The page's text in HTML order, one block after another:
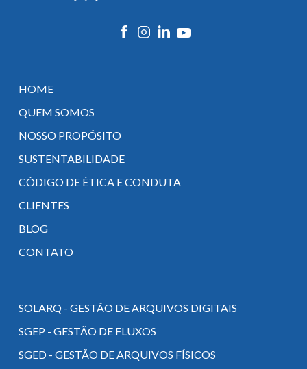
HOME
QUEM SOMOS
NOSSO PROPÓSITO
SUSTENTABILIDADE
CÓDIGO DE ÉTICA E CONDUTA
CLIENTES
BLOG
CONTATO
SOLARQ - GESTÃO DE ARQUIVOS DIGITAIS
SGEP - GESTÃO DE FLUXOS
SGED - GESTÃO DE ARQUIVOS FÍSICOS